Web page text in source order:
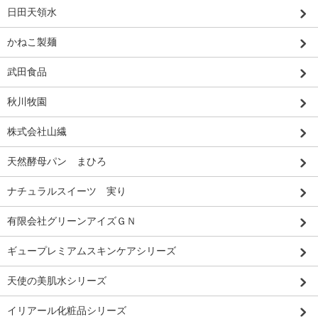
日田天領水
かねこ製麺
武田食品
秋川牧園
株式会社山繊
天然酵母パン まひろ
ナチュラルスイーツ 実り
有限会社グリーンアイズＧＮ
ギュープレミアムスキンケアシリーズ
天使の美肌水シリーズ
イリアール化粧品シリーズ